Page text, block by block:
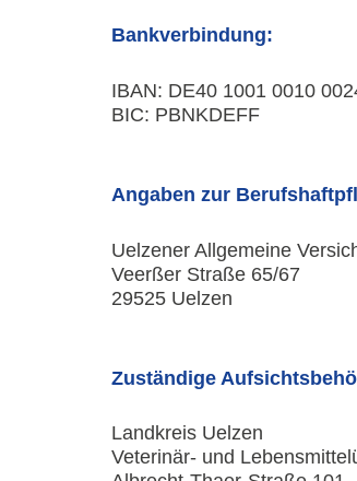
Bankverbindung:
IBAN: DE40 1001 0010
BIC: PBNKDEFF
Angaben zur
Uelzener Allgemeine
Veerßer Straße 65/67
29525 Uelzen
Zuständige
Landkreis Uelzen
Veterinär- und